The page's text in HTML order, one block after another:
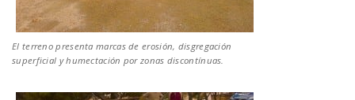
El terreno presenta marcas de erosión, disgregación
superficial y humectación por zonas discontínuas.